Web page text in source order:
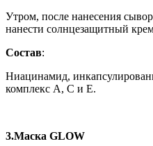
Утром, после нанесения
нанести солнцезащитный
Состав:
Ниацинамид,
комплекс А, С и Е.
3.Маска GLOW